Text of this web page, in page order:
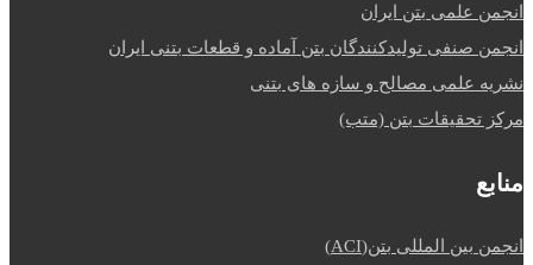
انجمن علمی بتن ایران
انجمن صنفی تولیدکنندگان بتن آماده و قطعات بتنی ایران
نشریه علمی مصالح و سازه های بتنی
مرکز تحقیقات بتن (متب)
منابع
انجمن بین المللی بتن(ACI)